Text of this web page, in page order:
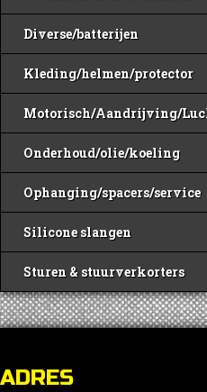
Diverse/batterijen
Kleding/helmen/protector
Motorisch/Aandrijving/
Onderhoud/olie/koeling
Ophanging/spacers/service
Silicone slangen
Sturen & stuurverkorters
ADRES